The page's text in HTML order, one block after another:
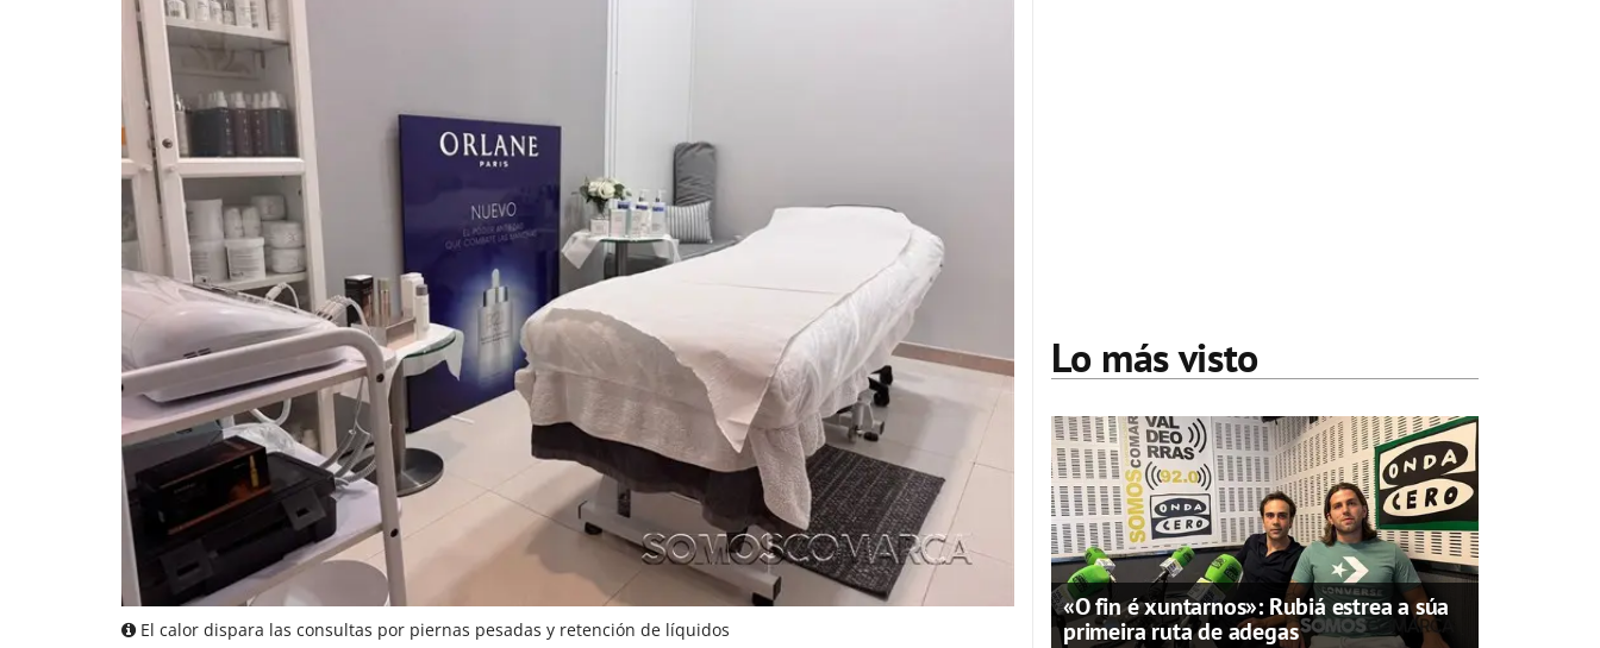
El calor dispara las consultas por piernas pesadas y retención de líquidos
Lo más visto
«O fin é xuntarnos»: Rubiá estrea a súa
primeira ruta de adegas